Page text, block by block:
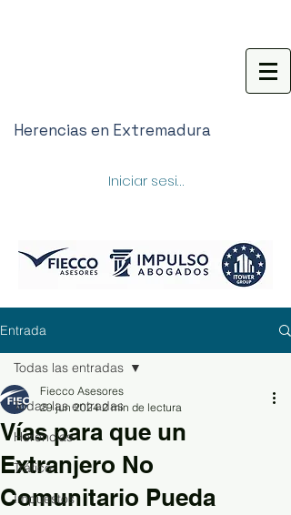
Herencias en Extremadura
Iniciar sesión
Entrada
Todas las entradas
Herencias
Tráfico
Impuestos
Todas las entradas
Vías para que un
Extranjero No
Comunitario Pueda
Fiecco Asesores
29 jun 2024 2 min de lectura